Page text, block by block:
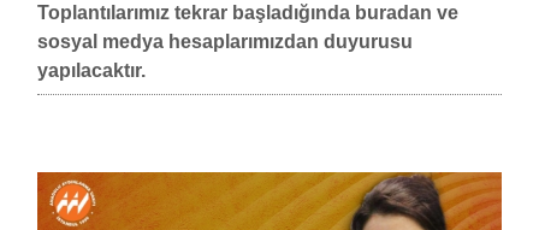
Toplantılarımız tekrar başladığında buradan ve
sosyal medya hesaplarımızdan duyurusu
yapılacaktır.